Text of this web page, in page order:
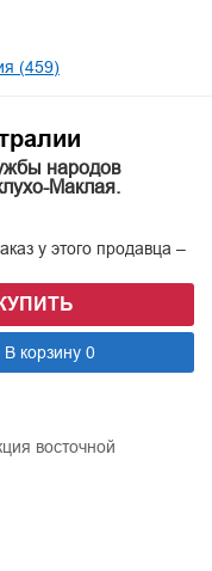
(459)
народов
Маклая.
у этого продавца –
КУПИТЬ
В корзину 0
восточной